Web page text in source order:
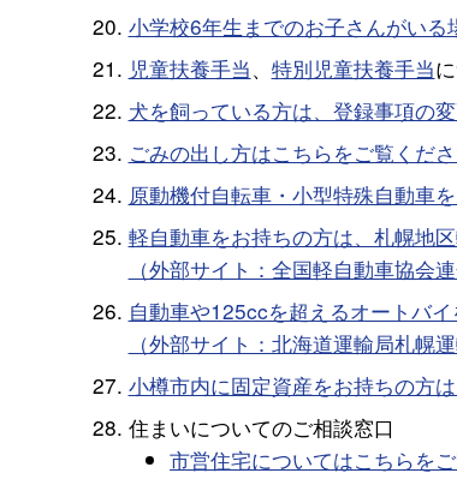
小学校6年生までのお子さんがいる
児童扶養手当、 特別児童扶養手当
犬を飼っている方は、登録事項の変
ごみの出し方はこちらをご覧くださ
原動機付自転車・小型特殊自動車
軽自動車をお持ちの方は、札幌地
（外部サイト：全国軽自動車協会
自動車や125ccを超えるオートバ
（外部サイト：北海道運輸局札幌
小樽市内に固定資産をお持ちの方
住まいについてのご相談窓口
市営住宅についてはこちらをご